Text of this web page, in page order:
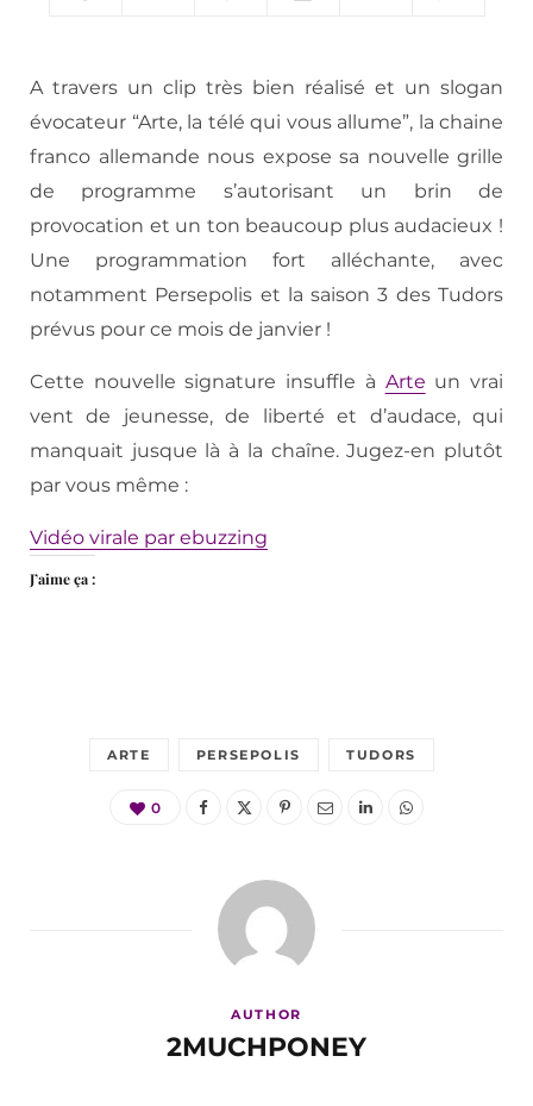
A travers un clip très bien réalisé et un slogan
évocateur “Arte, la télé qui vous allume”, la chaine
franco allemande nous expose sa nouvelle grille
de programme s’autorisant un brin de
provocation et un ton beaucoup plus audacieux !
Une programmation fort alléchante, avec
notamment Persepolis et la saison 3 des Tudors
prévus pour ce mois de janvier !
Cette nouvelle signature insuffle à Arte un vrai
vent de jeunesse, de liberté et d’audace, qui
manquait jusque là à la chaîne. Jugez-en plutôt
par vous même :
Vidéo virale par ebuzzing
J’aime ça :
ARTE PERSEPOLIS TUDORS
0
AUTHOR
2MUCHPONEY